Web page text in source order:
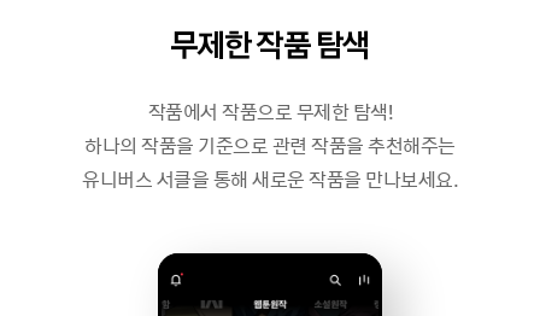
무제한 작품 탐색
작품에서 작품으로 무제한 탐색!
하나의 작품을 기준으로 관련 작품을 추천해주는
유니버스 서클을 통해 새로운 작품을 만나보세요.